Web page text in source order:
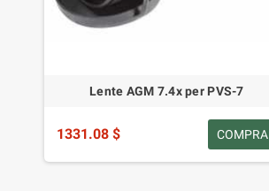
Lente AGM 7.4x per PVS-7
1331.08 $ COMPRA